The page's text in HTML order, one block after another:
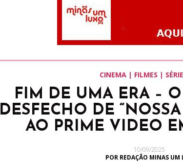
CINEMA | FILMES |
FIM DE UMA ERA –
DESFECHO DE
AO PRIME VIDEO
10/09/2025
POR REDAÇÃO MINAS UM